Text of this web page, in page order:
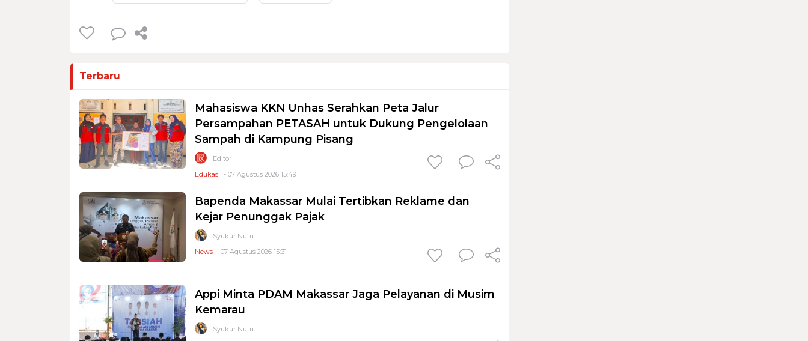
Terbaru
Mahasiswa KKN Unhas Serahkan Peta Jalur
Persampahan PETASAH untuk Dukung Pengelolaan
Sampah di Kampung Pisang
Editor
Edukasi - 07 Agustus 2026 15:49
Bapenda Makassar Mulai Tertibkan Reklame dan
Kejar Penunggak Pajak
Syukur Nutu
News - 07 Agustus 2026 15:31
Appi Minta PDAM Makassar Jaga Pelayanan di Musim
Kemarau
Syukur Nutu